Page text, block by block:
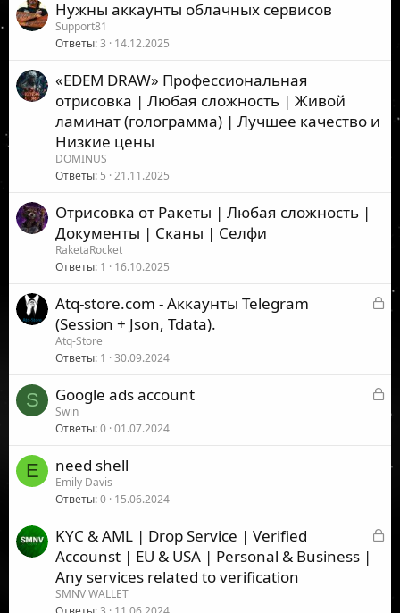
Нужны аккаунты облачных сервисов
Support81
Ответы 3 14.12.2025
«EDEM DRAW» Профессиональная
отрисовка | Любая сложность | Живой
ламинат (голограмма) | Лучшее качество и
Низкие цены
DOMINUS
Ответы 5 21.11.2025
Отрисовка от Ракеты | Любая сложность |
Документы | Сканы | Селфи
RaketaRocket
Ответы 1 16.10.2025
З
т
Atq-store.com - Аккаунты Telegram
(Session + Json, Tdata).
Atq-Store
Ответы 1 30.09.2024
S
З
ы
Google ads account
Swin
Ответы 0 01.07.2024
E need shell
Emily Davis
Ответы 0 15.06.2024
З
KYC & AML | Drop Service | Verified
Accounst | EU & USA | Personal & Business |
Any services related to verification
SMNV WALLET